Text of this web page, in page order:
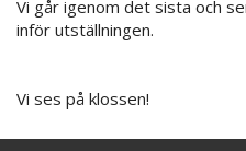
Vi går igenom det sista och
inför utställningen.
Vi ses på klossen!